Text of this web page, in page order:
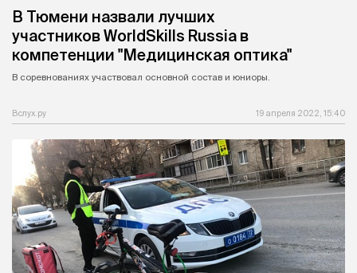
В Тюмени назвали лучших
участников WorldSkills Russia в
компетенции "Медицинская оптика"
В соревнованиях участвовал основной состав и юниоры.
Вслух.ру 19 апреля 2022, 15:40